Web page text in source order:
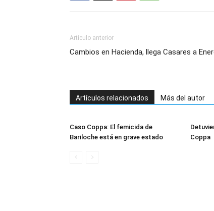
Artículo anterior
Cambios en Hacienda, llega Casares a
Artículos relacionados Más del autor
Caso Coppa: El femicida de
Bariloche está en grave estado
Coppa